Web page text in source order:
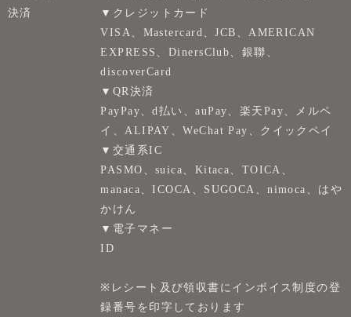
決済
▼クレジットカード
VISA、Mastercard、JCB、AMERICAN
EXPRESS、DinersClub、銀聯、
discoverCard
▼QR決済
PayPay、d払い、auPay、楽天Pay、メルペ
イ、ALIPAY、WeChat Pay、クイックペイ
▼交通系IC
PASMO、suica、Kitaca、TOICA、
manaca、ICOCA、SUGOCA、nimoca、はや
かけん
▼電子マネー
ID
※レシート及び領収書にインボイス制度の登
録番号を印字しております